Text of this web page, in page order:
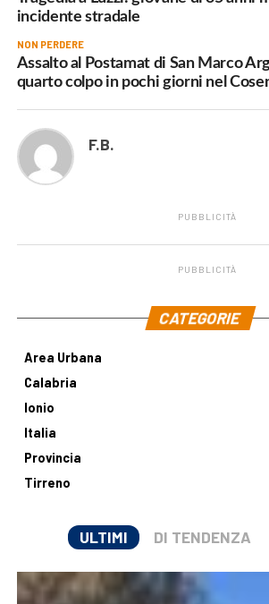
incidente stradale
NON PERDERE
Assalto al Postamat di San Marco
quarto colpo in pochi giorni nel
F.B.
PUBBLICITÀ
PUBBLICITÀ
CATEGORIE
Area Urbana
Calabria
Ionio
Italia
Provincia
Tirreno
ULTIMI DI TENDENZA